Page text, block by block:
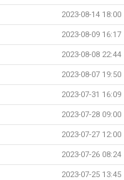
2023-08-14 18:00
2023-08-09 16:17
2023-08-08 22:44
2023-08-07 19:50
2023-07-31 16:09
2023-07-28 09:00
2023-07-27 12:00
2023-07-26 08:24
2023-07-25 13:45